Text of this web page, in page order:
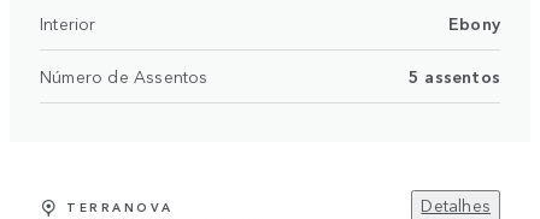
Interior Ebony
Número de Assentos 5 assentos
TERRANOVA Detalhes